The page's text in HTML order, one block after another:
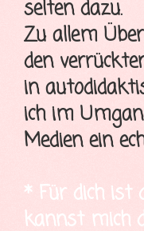
selten dazu.
Zu allem
den
in
ich im
Medien ein
* Für dich ist
kannst mich